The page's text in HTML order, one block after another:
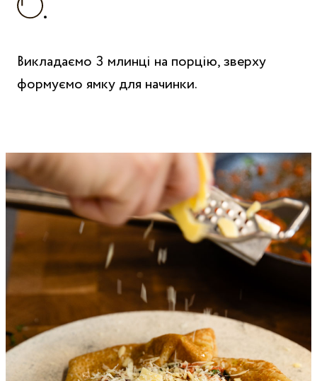
Викладаємо 3 млинці на порцію, зверху
формуємо ямку для начинки.